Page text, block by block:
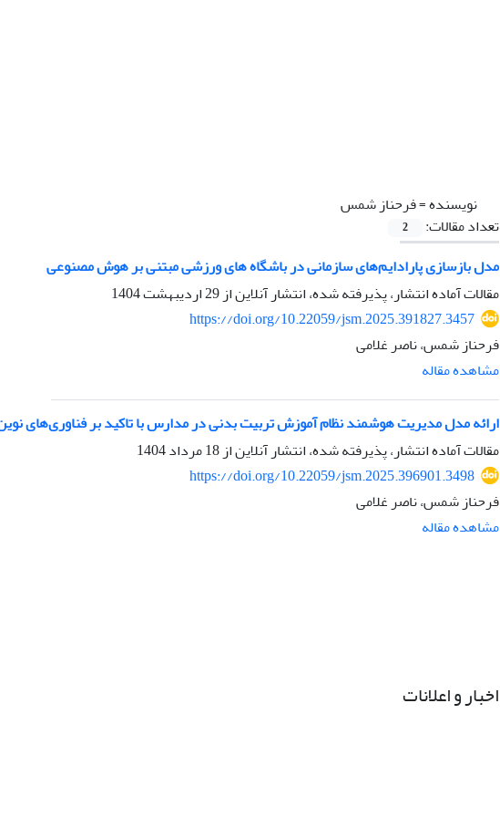
نویسنده =فرحناز شمس
تعداد مقالات:
2
مدل بازسازی پارادایم‌های سازمانی در باشگاه های ورزشی مبتنی بر هوش مصنوعی
مقالات آماده انتشار، پذیرفته شده، انتشار آنلاین از29 اردیبهشت 1404
https://doi.org/10.22059/jsm.2025.391827.3457
فرحناز شمس، ناصر غلامی
مشاهده مقاله
ارائه مدل مدیریت هوشمند نظام آموزش تربیت بدنی در مدارس با تاکید بر فناوری‌های
مقالات آماده انتشار، پذیرفته شده، انتشار آنلاین از18 مرداد 1404
https://doi.org/10.22059/jsm.2025.396901.3498
فرحناز شمس، ناصر غلامی
مشاهده مقاله
اخبار و اعلانات